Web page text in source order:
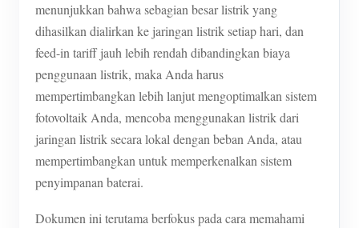
menunjukkan bahwa sebagian besar listrik yang
dihasilkan dialirkan ke jaringan listrik setiap hari, dan
feed-in tariff jauh lebih rendah dibandingkan biaya
penggunaan listrik, maka Anda harus
mempertimbangkan lebih lanjut mengoptimalkan sistem
fotovoltaik Anda, mencoba menggunakan listrik dari
jaringan listrik secara lokal dengan beban Anda, atau
mempertimbangkan untuk memperkenalkan sistem
penyimpanan baterai.
Dokumen ini terutama berfokus pada cara memahami